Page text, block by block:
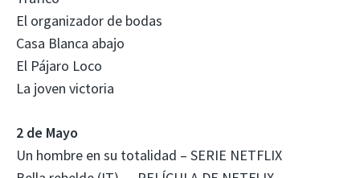
El organizador de bodas
Casa Blanca abajo
El Pájaro Loco
La joven victoria
2 de Mayo
Un hombre en su totalidad – SERIE NETFLIX